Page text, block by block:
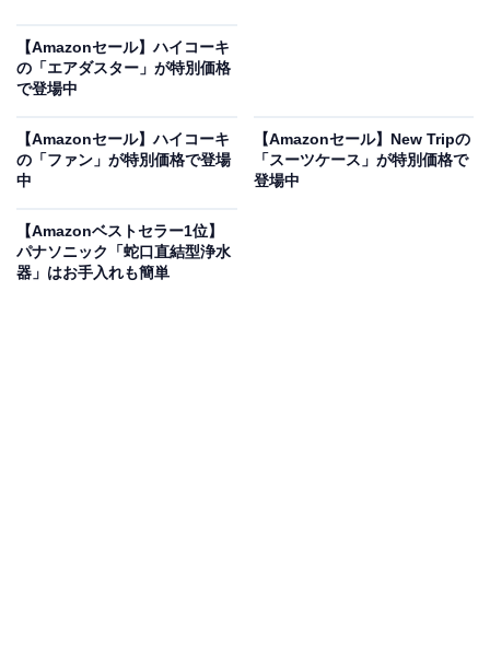
Charging Station」は現在23％オフの特別価格・税込
9990円で購入することが可能です。
この商品のおすすめポイントは？
iPhone・Apple Watch・AirPodsを同時に充電できる3-
in-1モデル 。Qi2規格＆MagSafe対応で、
ワイヤレス充電を実現しています。
スペース設計 で、デスクやナイトテーブル上もスッキ
【Amazonセール】ハイコーキ
の「エアダスター」が特別価格
で登場中
【Amazonセール】ハイコーキ
の「ファン」が特別価格で登場
中
【Amazonセール】New Tripの
「スーツケース」が特別価格で
登場中
【Amazonベストセラー1位】
パナソニック「蛇口直結型浄水
器」はお手入れも簡単